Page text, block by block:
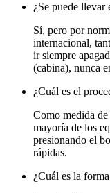
¿Se puede
Sí, pero por
internacional,
ir siempre
(cabina), nunca
¿Cuál es el
Como medida
mayoría de los
presionando el
rápidas.
¿Cuál es la